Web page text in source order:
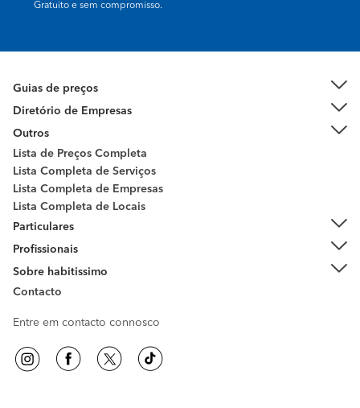
Gratuito e sem compromisso.
Guias de preços
Diretório de Empresas
Outros
Lista de Preços Completa
Lista Completa de Serviços
Lista Completa de Empresas
Lista Completa de Locais
Particulares
Profissionais
Sobre habitissimo
Contacto
Entre em contacto connosco